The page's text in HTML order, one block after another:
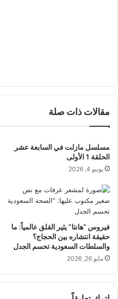
مقالات ذات صلة
مسلسل مازلت في السابعة عشر
الحلقة 1 الأولى
يونيو 4, 2026
فيروس “هانتا” يثير القلق عالمياً: ما
حقيقة انتشاره بين الحجاج؟
والسلطات السعودية تحسم الجدل
مايو 26, 2026